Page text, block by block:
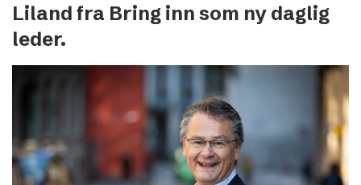
expand_more
Our brands
expand_more
Press & News
Liland fra Bring inn som ny daglig
leder.